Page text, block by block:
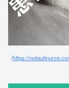
/https://